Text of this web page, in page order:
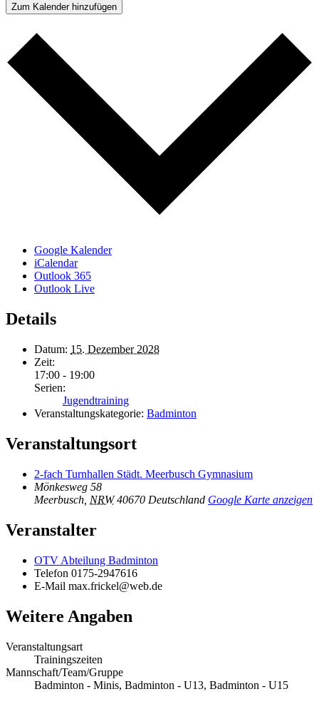
Zum Kalender hinzufügen
Google Kalender
iCalendar
Outlook 365
Outlook Live
Details
Datum: 15. Dezember 2028
Zeit:
17:00 - 19:00
Serien:
Jugendtraining
Veranstaltungskategorie: Badminton
Veranstaltungsort
2-fach Turnhallen Städt. Meerbusch Gymnasium
Mönkesweg 58
Meerbusch NRW 40670 Deutschland Google Karte anzeigen
Veranstalter
OTV Abteilung Badminton
Telefon 0175-2947616
E-Mail max.frickel@web.de
Weitere Angaben
Veranstaltungsart
Trainingszeiten
Mannschaft/Team/Gruppe
Badminton - Minis, Badminton - U13, Badminton - U15